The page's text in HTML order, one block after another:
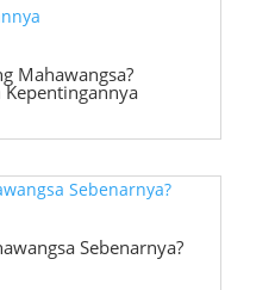
Mahawangsa?
Kepentingannya
Sebenarnya?